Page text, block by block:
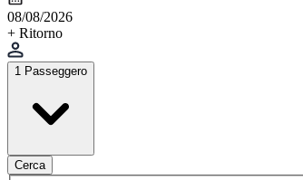
08/08/2026
+ Ritorno
1 Passeggero
Cerca